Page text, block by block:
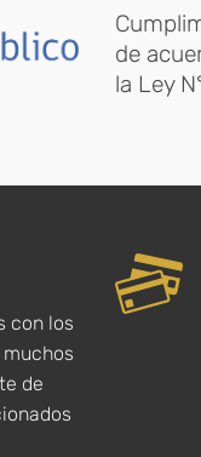
de
la Ley
con los
de